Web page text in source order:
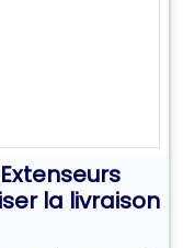
la livraison